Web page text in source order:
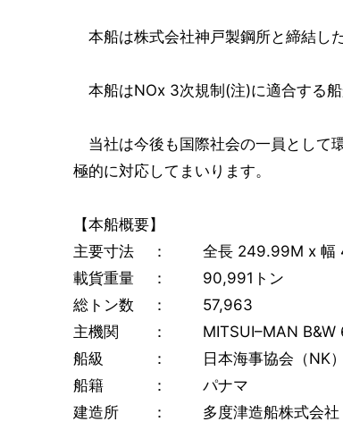
本船は株式会社神戸製鋼所と締結し
本船はNOx 3次規制(注)に適合する船
当社は今後も国際社会の一員として
極的に対応してまいります。
【本船概要】
主要寸法 ： 全長 249.99M x 幅
載貨重量 ： 90,991トン
総トン数 ： 57,963
主機関 ： MITSUI–MAN B&W
船級 ： 日本海事協会（NK）
船籍 ： パナマ
建造所 ： 多度津造船株式会社